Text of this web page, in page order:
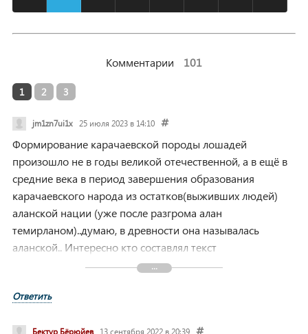
Комментарии 101
1 2 3
jm1zn7ui1x 25 июля 2023 в 14:10
Формирование карачаевской породы лошадей
произошло не в годы великой отечественной, а в ещё в
средние века в период завершения образования
карачаевского народа из остатков(выживших людей)
аланской нации (уже после разгрома алан
темирланом)..думаю, в древности она называлась
аланской.. Интересно кто составлял текст
комментатору???! Видимо какой-то шовинистически
Ответить
Бектур Бёрюйев 13 сентября 2022 в 20:39